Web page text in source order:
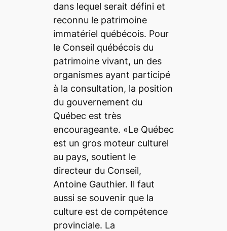
dans lequel serait défini et
reconnu le patrimoine
immatériel québécois. Pour
le Conseil québécois du
patrimoine vivant, un des
organismes ayant participé
à la consultation, la position
du gouvernement du
Québec est très
encourageante. «Le Québec
est un gros moteur culturel
au pays, soutient le
directeur du Conseil,
Antoine Gauthier. Il faut
aussi se souvenir que la
culture est de compétence
provinciale. La